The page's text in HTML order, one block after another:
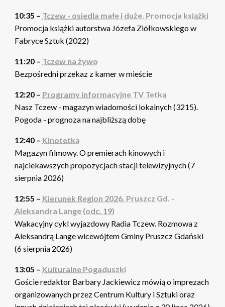
10:35 – Tczew - osiedla małe i duże. Promocja książki
Promocja książki autorstwa Józefa Ziółkowskiego w
Fabryce Sztuk (2022)
11:20 – Tczew na żywo
Bezpośredni przekaz z kamer w mieście
12:20 – Programy informacyjne TV Tetka
Nasz Tczew - magazyn wiadomości lokalnych (3215).
Pogoda - prognoza na najbliższą dobę
12:40 – Kinotetka
Magazyn filmowy. O premierach kinowych i
najciekawszych propozycjach stacji telewizyjnych (7
sierpnia 2026)
12:55 – Kierunek Region 2026. Pruszcz Gd. -
Aleksandra Lange (odc. 19)
Wakacyjny cykl wyjazdowy Radia Tczew. Rozmowa z
Aleksandrą Lange wicewójtem Gminy Pruszcz Gdański
(6 sierpnia 2026)
13:05 – Kulturalne Pogaduszki
Goście redaktor Barbary Jackiewicz mówią o imprezach
organizowanych przez Centrum Kultury i Sztuki oraz